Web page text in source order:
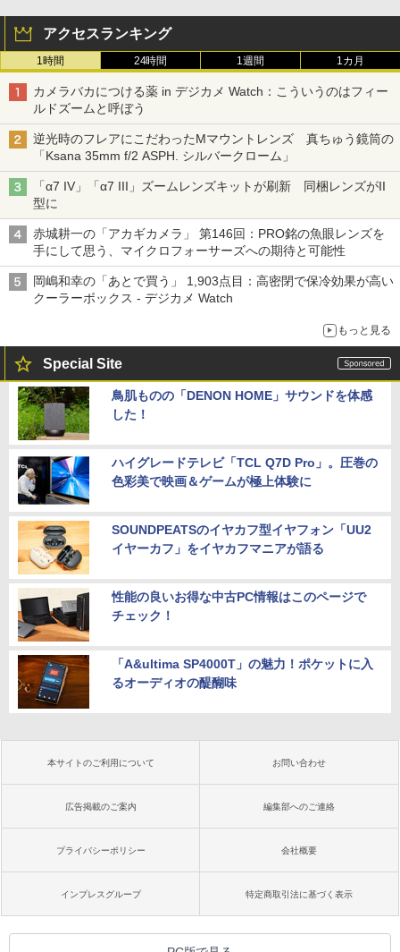
アクセスランキング
1時間 24時間 1週間 1カ月
カメラバカにつける薬 in デジカメ Watch：こういうのはフィー
ルドズームと呼ぼう
逆光時のフレアにこだわったMマウントレンズ 真ちゅう鏡筒の
「Ksana 35mm f/2 ASPH. シルバークローム」
「α7 IV」「α7 III」ズームレンズキットが刷新 同梱レンズがII
型に
赤城耕一の「アカギカメラ」 第146回：PRO銘の魚眼レンズを
手にして思う、マイクロフォーサーズへの期待と可能性
岡嶋和幸の「あとで買う」 1,903点目：高密閉で保冷効果が高い
クーラーボックス - デジカメ Watch
もっと見る
Special Site
鳥肌ものの「DENON HOME」サウンドを体感
した！
ハイグレードテレビ「TCL Q7D Pro」。圧巻の
色彩美で映画＆ゲームが極上体験に
SOUNDPEATSのイヤカフ型イヤフォン「UU2
イヤーカフ」をイヤカフマニアが語る
性能の良いお得な中古PC情報はこのページで
チェック！
「A&ultima SP4000T」の魅力！ポケットに入
るオーディオの醍醐味
本サイトのご利用について お問い合わせ
広告掲載のご案内 編集部へのご連絡
プライバシーポリシー 会社概要
インプレスグループ 特定商取引法に基づく表示